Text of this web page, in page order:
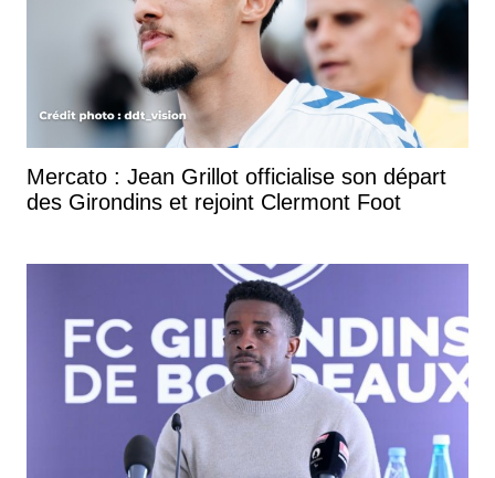
Mercato : Jean Grillot officialise son départ
des Girondins et rejoint Clermont Foot